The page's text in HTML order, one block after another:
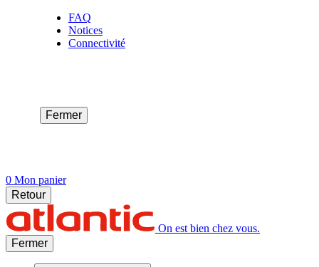
FAQ
Notices
Connectivité
Fermer
0 Mon panier
Retour
On est bien chez vous.
Fermer